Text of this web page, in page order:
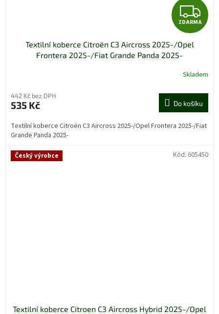
Z
D
R
M
A
ZDARMA
Textilní koberce Citroën C3 Aircross 2025-/Opel
Frontera 2025-/Fiat Grande Panda 2025-
Skladem
442 Kč bez DPH
535 Kč Do košíku
Textilní koberce Citroën C3 Aircross 2025-/Opel Frontera 2025-/Fiat
Grande Panda 2025-
Český výrobce
Textilní koberce Citroen C3 Aircross Hybrid 2025-/Opel
Kód: 605450